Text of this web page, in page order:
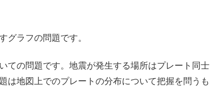
ラフの問題です。
ての問題です。地震が発生する場所はプレート同士
は地図上でのプレートの分布について把握を問うも